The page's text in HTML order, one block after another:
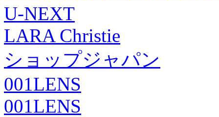
U-NEXT
LARA Christie
ショップジャパン
001LENS
001LENS